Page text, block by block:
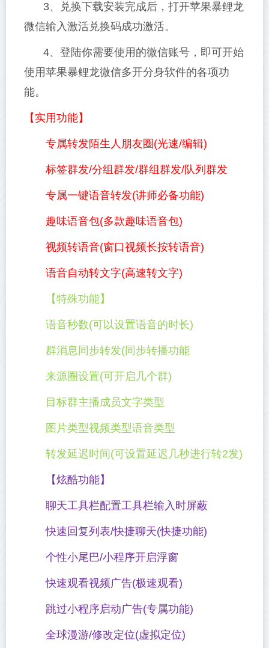
3、兑换下载安装完成后，打开苹果暴鲤龙
微信输入激活兑换码成功激活。
4、登陆你需要使用的微信账号，即可开始
使用苹果暴鲤龙微信多开分身软件的各项功
能。
【实用功能】
专属转发陌生人朋友圈(光速/编辑)
标签群发/分组群发/群组群发/队列群发
专属一键语音转发(讲师必备功能)
趣味语音包(多款趣味语音包)
视频转语音(窗口视频长按转语音)
语音自动转文字(高速转文字)
【特殊功能】
语音秒数(可以设置语音的时长)
群消息同步转发(同步转播功能
来源圈设置(可开启几个群)
目标群主播成员文字类型
图片类型视频类型语音类型
转发延迟时间(可设置延迟几秒进行转2发)
【炫酷功能】
聊天工具栏配置工具栏输入时屏蔽
快速回复列表/快捷聊天(快捷功能)
个性小尾巴/小程序开启浮窗
快速观看视频广告(极速观看)
跳过小程序启动广告(专属功能)
全球漫游/修改定位(虚拟定位)